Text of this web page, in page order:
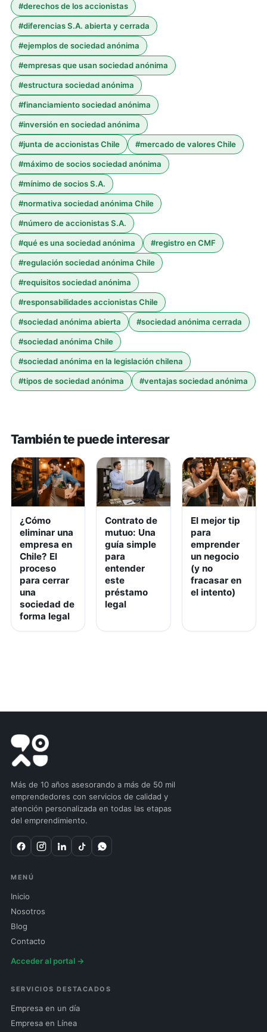
#derechos de los accionistas
#diferencias S.A. abierta y cerrada
#ejemplos de sociedad anónima
#empresas que usan sociedad anónima
#estructura sociedad anónima
#financiamiento sociedad anónima
#inversión en sociedad anónima
#junta de accionistas Chile #mercado de valores Chile
#máximo de socios sociedad anónima
#mínimo de socios S.A.
#normativa sociedad anónima Chile
#número de accionistas S.A.
#qué es una sociedad anónima #registro en CMF
#regulación sociedad anónima Chile
#requisitos sociedad anónima
#responsabilidades accionistas Chile
#sociedad anónima abierta #sociedad anónima cerrada
#sociedad anónima Chile
#sociedad anónima en la legislación chilena
#tipos de sociedad anónima #ventajas sociedad anónima
También te puede interesar
¿Cómo
eliminar una
empresa en
Chile? El
proceso
para cerrar
una
sociedad de
forma legal
Contrato de
mutuo: Una
guía simple
para
entender
este
préstamo
legal
El mejor tip
para
emprender
un negocio
(y no
fracasar en
el intento)
Más de 10 años asesorando a más de 50 mil
emprendedores con servicios de calidad y
atención personalizada en todas las etapas
del emprendimiento.
MENÚ
Inicio
Nosotros
Blog
Contacto
Acceder al portal →
SERVICIOS DESTACADOS
Empresa en un día
Empresa en Línea